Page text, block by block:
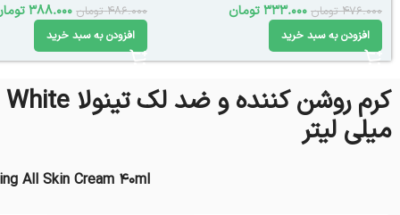
476.000 تومان 333.000تومان
افزودن به سبد خرید
486.000 تومان 388.000
افزودن به سبد خرید
میلی لیتر
All Skin Cream 40ml